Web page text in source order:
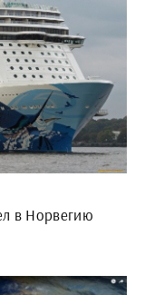
в Норвегию